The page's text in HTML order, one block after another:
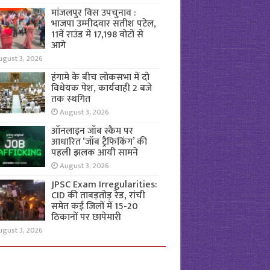
मांजलपुर विस उपचुनाव :
भाजपा उम्मीदवार सतीश पटेल,
11वें राउंड में 17,198 वोटों से
आगे
3, 2026
हंगामे के बीच लोकसभा में दो
विधेयक पेश, कार्यवाही 2 बजे
तक स्थगित
August 3, 2026
ऑनलाइन जॉब स्कैम पर
आधारित ‘जॉब ट्रैफिकिंग’ की
पहली झलक आयी सामने
August 3, 2026
JPSC Exam Irregularities:
CID की ताबड़तोड़ रेड, रांची
समेत कई जिलों में 15-20
ठिकानों पर छापेमारी
3, 2026